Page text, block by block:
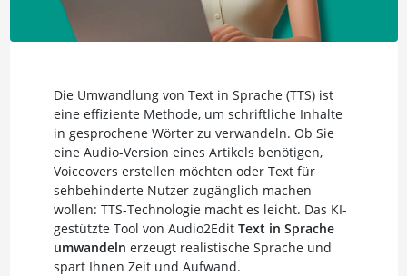
Die Umwandlung von Text in Sprache (TTS) ist
eine effiziente Methode, um schriftliche Inhalte
in gesprochene Wörter zu verwandeln. Ob Sie
eine Audio-Version eines Artikels benötigen,
Voiceovers erstellen möchten oder Text für
sehbehinderte Nutzer zugänglich machen
wollen: TTS-Technologie macht es leicht. Das KI-
gestützte Tool von Audio2Edit Text in Sprache
umwandeln erzeugt realistische Sprache und
spart Ihnen Zeit und Aufwand.